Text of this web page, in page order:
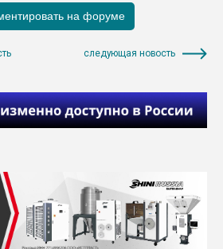
следующая новость